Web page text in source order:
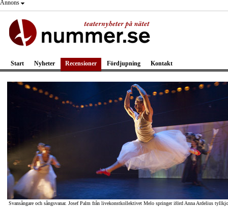
Annons
Start Nyheter Recensioner Fördjupning Kontakt
Svansångare och sångsvanar. Josef Palm från livekonstkollektivet Melo springer iförd Anna Ardelius